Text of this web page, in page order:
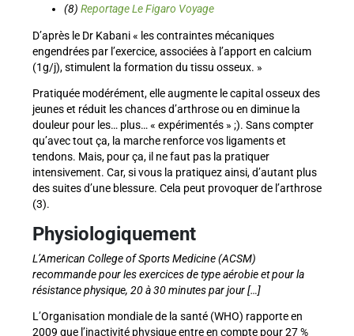
(8) Reportage Le Figaro Voyage
D’après le Dr Kabani « les contraintes mécaniques
engendrées par l’exercice, associées à l’apport en calcium
(1g/j), stimulent la formation du tissu osseux. »
Pratiquée modérément, elle augmente le capital osseux des
jeunes et réduit les chances d’arthrose ou en diminue la
douleur pour les… plus… « expérimentés » ;). Sans compter
qu’avec tout ça, la marche renforce vos ligaments et
tendons. Mais, pour ça, il ne faut pas la pratiquer
intensivement. Car, si vous la pratiquez ainsi, d’autant plus
des suites d’une blessure. Cela peut provoquer de l’arthrose
(3).
Physiologiquement
L’American College of Sports Medicine (ACSM)
recommande pour les exercices de type aérobie et pour la
résistance physique, 20 à 30 minutes par jour […]
L’Organisation mondiale de la santé (WHO) rapporte en
2009 que l’inactivité physique entre en compte pour 27 %